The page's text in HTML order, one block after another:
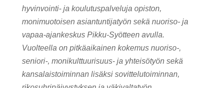
hyvinvointi- ja koulutuspalveluja opiston,
monimuotoisen asiantuntijatyön sekä nuoriso- ja
vapaa-ajankeskus Pikku-Syötteen avulla.
Vuolteella on pitkäaikainen kokemus nuoriso-,
seniori-, monikulttuurisuus- ja yhteisötyön sekä
kansalaistoiminnan lisäksi sovittelutoiminnan,